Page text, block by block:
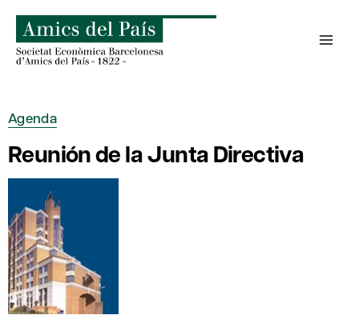
contenido
Agenda
Reunión de la Junta Directiva